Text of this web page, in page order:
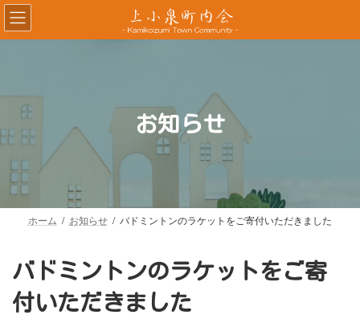
コ
ン
テ
ッ
ナ
ビ
ゲ
移
お知らせ
ホーム お知らせ バドミントンのラケットをご寄付いただきました
バドミントンのラケットをご寄
付いただきました